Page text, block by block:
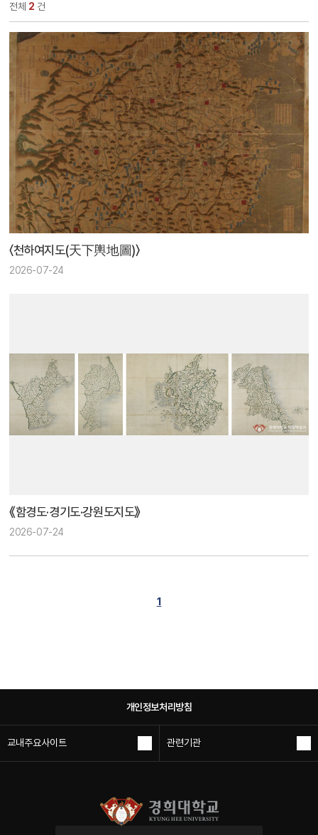
전체 2 건
〈천하여지도(天下輿地圖)〉
2026-07-24
《함경도·경기도·강원도지도》
2026-07-24
1
개인정보처리방침
교내주요사이트 관련기관